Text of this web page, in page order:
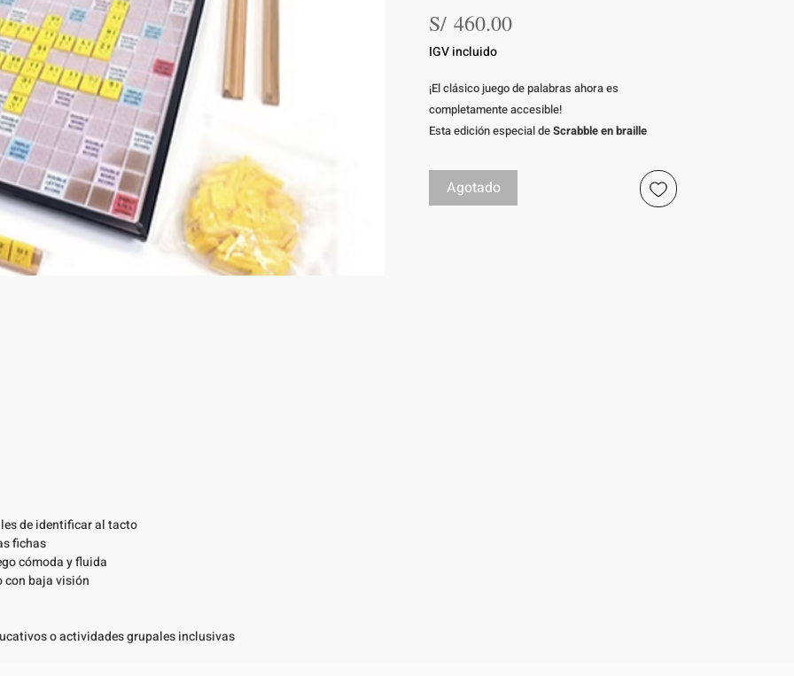
S/ 460.00Precio
IGV incluido
¡El clásico juego de palabras ahora es
completamente accesible!
Esta edición especial deScrabble en braille
visual disfruten del juego utilizando
letras en
relieve y braille
. Las fichas están diseñadas para
Agotado
de identificar al tacto
fichas
cómoda y fluida
con baja visión
o actividades grupales inclusivas